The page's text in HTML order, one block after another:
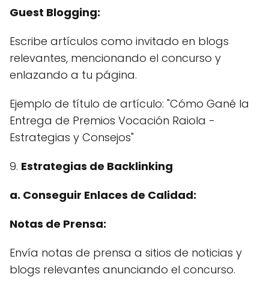
Guest Blogging:
Escribe artículos como invitado en blogs
relevantes, mencionando el concurso y
enlazando a tu página.
Ejemplo de título de artículo: "Cómo Gané la
Entrega de Premios Vocación Raiola -
Estrategias y Consejos"
9. Estrategias de Backlinking
a. Conseguir Enlaces de Calidad:
Notas de Prensa:
Envía notas de prensa a sitios de noticias y
blogs relevantes anunciando el concurso.